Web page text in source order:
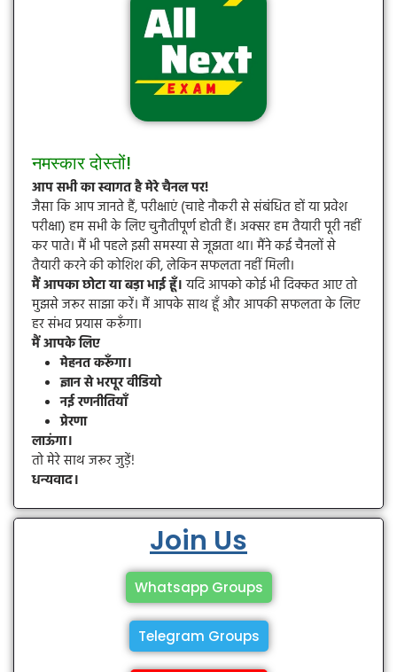
नमस्कार दोस्तों!
आप सभी का स्वागत है मेरे चैनल पर!
जैसा कि आप जानते हैं, परीक्षाएं (चाहे नौकरी से संबंधित हों या प्रवेश
परीक्षा) हम सभी के लिए चुनौतीपूर्ण होती हैं। अक्सर हम तैयारी पूरी नहीं
कर पाते। मैं भी पहले इसी समस्या से जूझता था। मैंने कई चैनलों से
तैयारी करने की कोशिश की, लेकिन सफलता नहीं मिली।
मैं आपका छोटा या बड़ा भाई हूँ।यदि आपको कोई भी दिक्कत आए तो
मुझसे जरूर साझा करें। मैं आपके साथ हूँ और आपकी सफलता के लिए
हर संभव प्रयास करूँगा।
मैं आपके लिए
मेहनत करूँगा।
ज्ञान से भरपूर वीडियो
नई रणनीतियाँ
प्रेरणा
लाऊंगा।
तो मेरे साथ जरूर जुड़ें!
धन्यवाद।
Join Us
Whatsapp Groups
Telegram Groups